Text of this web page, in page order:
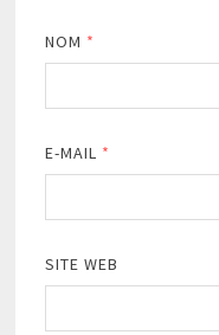
NOM *
E-MAIL *
SITE WEB